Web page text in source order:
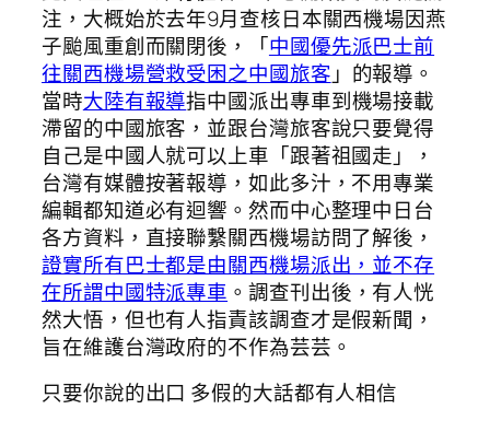
注，大概始於去年9月查核日本關西機場因燕
子颱風重創而關閉後，「中國優先派巴士前
往關西機場營救受困之中國旅客」的報導。
當時大陸有報導指中國派出專車到機場接載
滯留的中國旅客，並跟台灣旅客說只要覺得
自己是中國人就可以上車「跟著祖國走」，
台灣有媒體按著報導，如此多汁，不用專業
編輯都知道必有迴響。然而中心整理中日台
各方資料，直接聯繫關西機場訪問了解後，
證實所有巴士都是由關西機場派出，並不存
在所謂中國特派專車 。調查刊出後，有人恍
然大悟，但也有人指責該調查才是假新聞，
旨在維護台灣政府的不作為芸芸。
只要你說的出口 多假的大話都有人相信